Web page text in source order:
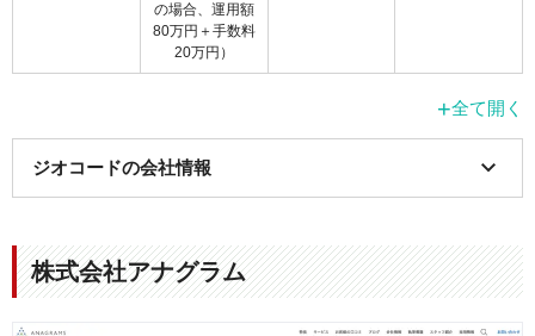
の場合、運用額
80万円＋手数料
20万円）
+全て開く
ジオコードの会社情報
項目 詳細
会社名 株式会社ジオコード
〒160-0022 東京都新宿区新宿4-1-6 JR新宿ミ
株式会社アナグラム